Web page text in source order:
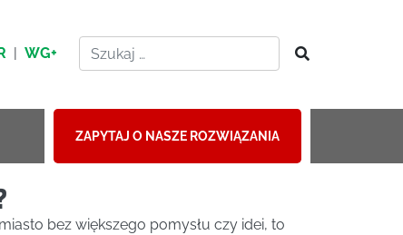
| WG+
ZAPYTAJ O NASZE ROZWIĄZANIA
bez większego pomysłu czy idei, to